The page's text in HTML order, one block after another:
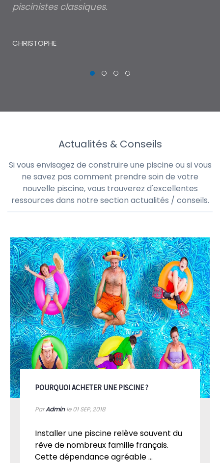
piscinistes classiques.
CHRISTOPHE
Actualités & Conseils
Si vous envisagez de construire une piscine ou si vous
ne savez pas comment prendre soin de votre
nouvelle piscine, vous trouverez d'excellentes
ressources dans notre section actualités / conseils.
POURQUOI ACHETER UNE PISCINE ?
ParAdminle 01SEP, 2018
Installer une piscine relève souvent du
rêve de nombreux famille français.
Cette dépendance agréable ...